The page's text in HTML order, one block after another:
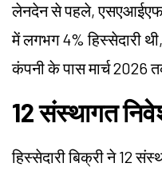
लेनदेन से पहले, एसएआईएफ
में लगभग 4% हिस्सेदारी
कंपनी के पास मार्च 2026
12 संस्थागत
हिस्सेदारी बिक्री ने 12